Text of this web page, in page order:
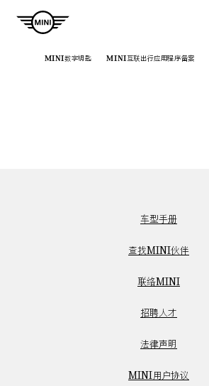
MINI数字钥匙 MINI互联出行应用程序备案
车型手册
查找MINI伙伴
联络MINI
招聘人才
法律声明
MINI用户协议